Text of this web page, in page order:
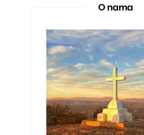
O nama